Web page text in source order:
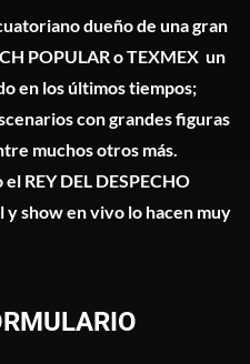
dueño de una gran
POPULAR o TEXMEX un
en los últimos tiempos;
con grandes figuras
muchos otros más.
REY DEL DESPECHO
y show en vivo lo hacen muy